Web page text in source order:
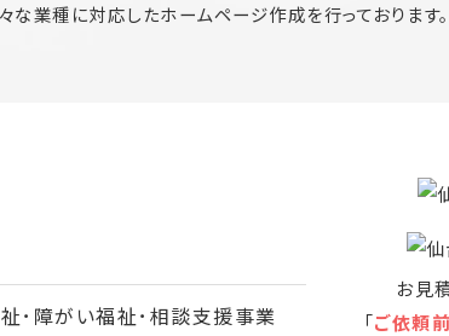
業種に対応したホームページ作成を行っております。
･障がい福祉･相談支援事業
お見
「ご依頼